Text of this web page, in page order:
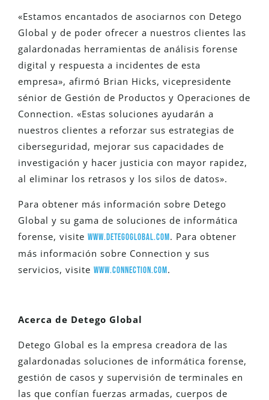
«Estamos encantados de asociarnos con Detego
Global y de poder ofrecer a nuestros clientes las
galardonadas herramientas de análisis forense
digital y respuesta a incidentes de esta
empresa», afirmó Brian Hicks, vicepresidente
sénior de Gestión de Productos y Operaciones de
Connection. «Estas soluciones ayudarán a
nuestros clientes a reforzar sus estrategias de
ciberseguridad, mejorar sus capacidades de
investigación y hacer justicia con mayor rapidez,
al eliminar los retrasos y los silos de datos».
Para obtener más información sobre Detego
Global y su gama de soluciones de informática
forense, visite www.detegoglobal.com. Para obtener
más información sobre Connection y sus
servicios, visite www.connection.com.
Acerca de Detego Global
Detego Global es la empresa creadora de las
galardonadas soluciones de informática forense,
gestión de casos y supervisión de terminales en
las que confían fuerzas armadas, cuerpos de